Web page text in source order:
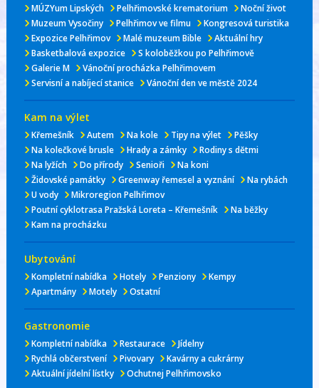
MÚZYum Lipských
Pelhřimovské krematorium
Noční život
Muzeum Vysočiny
Pelhřimov ve filmu
Kongresová turistika
Expozice Pelhřimov
Malé muzeum Bible
Aktuální hry
Basketbalová expozice
S koloběžkou po Pelhřimově
Galerie M
Vánoční procházka Pelhřimovem
Servisní a nabíjecí stanice
Vánoční den ve městě 2024
Kam na výlet
Křemešník Autem Na kole Tipy na výlet
Pěšky
Na kolečkové brusle
Hrady a zámky
Rodiny s dětmi
Na lyžích
Do přírody Senioři
Na koni
Židovské památky
Greenway řemesel a vyznání
Na rybách
U vody
Mikroregion Pelhřimov
Poutní cyklotrasa Pražská Loreta – Křemešník
Na běžky
Kam na procházku
Ubytování
Kompletní nabídka Hotely Penziony
Kempy
Apartmány
Motely Ostatní
Gastronomie
Kompletní nabídka Restaurace
Jídelny
Rychlá občerstvení
Pivovary
Kavárny a cukrárny
Aktuální jídelní lístky
Ochutnej Pelhřimovsko